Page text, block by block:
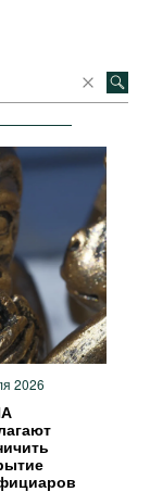
2026